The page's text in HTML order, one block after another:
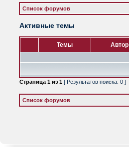
Список форумов
Активные темы
Темы Автор
Страница 1 из 1 [ Результатов поиска: 0 ]
Список форумов